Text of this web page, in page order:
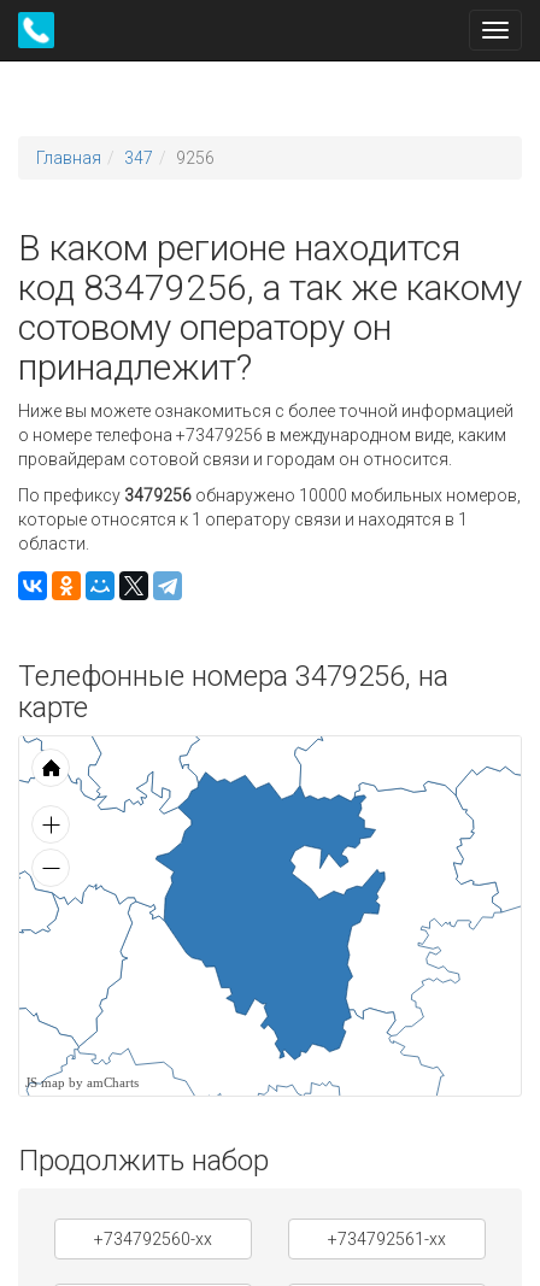
Главная 347 9256
В каком регионе находится
код 83479256, а так же какому
сотовому оператору он
принадлежит?
Ниже вы можете ознакомиться с более точной информацией
о номере телефона +73479256 в международном виде, каким
провайдерам сотовой связи и городам он относится.
По префиксу 3479256 обнаружено 10000 мобильных номеров,
которые относятся к 1 оператору связи и находятся в 1
области.
Телефонные номера 3479256, на
карте
JS map by amCharts
Продолжить набор
+734792560-xx +734792561-xx